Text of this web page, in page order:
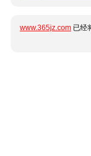
www.365jz.com 已经